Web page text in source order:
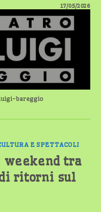
17/05/2026
bareggio
E SPETTACOLI
weekend tra
ritorni sul